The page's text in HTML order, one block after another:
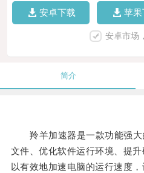
安卓下载 苹果
安卓市场
简介
羚羊加速器是一款功能强大
文件、优化软件运行环境、提
以有效地加速电脑的运行速度